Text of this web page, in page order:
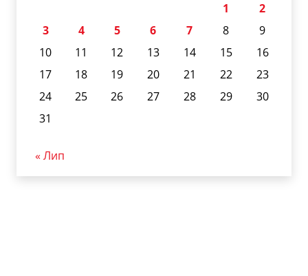
1
2
3
4 5 6 7 8
9
10
11 12 13 14 15
16
17
18 19 20 21 22
23
24
25 26 27 28 29
30
31
« Лип